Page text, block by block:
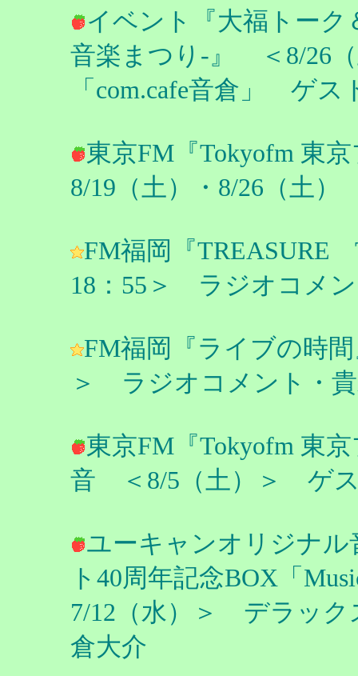
イベント『大福トーク
音楽まつり-』 ＜8/26
「com.cafe音倉」 ゲス
東京FM『Tokyofm 東
8/19（土）・8/26（土
FM福岡『
18：55＞ ラジオコメ
FM福岡『ライブの時
＞ ラジオコメント・
東京FM『Tokyofm 東
音 ＜8/5（土）＞ ゲス
ユーキャンオリジナル
ト40周年記念BOX「
7/12（水）＞ デラック
倉大介